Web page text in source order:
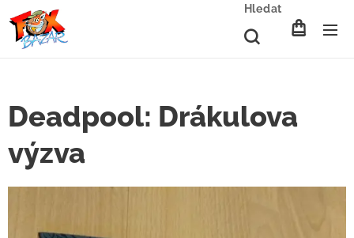
Hledat
Deadpool: Drákulova
výzva